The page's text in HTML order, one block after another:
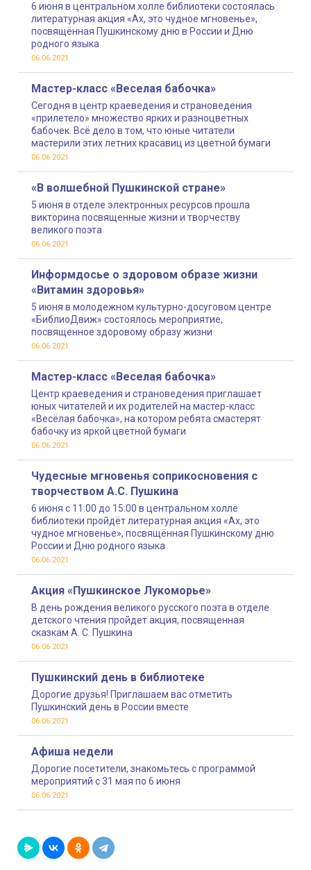
6 июня в центральном холле библиотеки состоялась
литературная акция «Ах, это чудное мгновенье»,
посвящённая Пушкинскому дню в России и Дню
родного языка
06.06.2021
Мастер-класс «Веселая бабочка»
Сегодня в центр краеведения и страноведения
«прилетело» множество ярких и разноцветных
бабочек. Всё дело в том, что юные читатели
мастерили этих летних красавиц из цветной бумаги
06.06.2021
«В волшебной Пушкинской стране»
5 июня в отделе электронных ресурсов прошла
викторина посвященные жизни и творчеству
великого поэта
06.06.2021
Информдосье о здоровом образе жизни
«Витамин здоровья»
5 июня в молодежном культурно-досуговом центре
«БиблиоДвиж» состоялось мероприятие,
посвященное здоровому образу жизни
06.06.2021
Мастер-класс «Веселая бабочка»
Центр краеведения и страноведения приглашает
юных читателей и их родителей на мастер-класс
«Весёлая бабочка», на котором ребята смастерят
бабочку из яркой цветной бумаги
06.06.2021
Чудесные мгновенья соприкосновения с
творчеством А.С. Пушкина
6 июня с 11:00 до 15:00 в центральном холле
библиотеки пройдёт литературная акция «Ах, это
чудное мгновенье», посвящённая Пушкинскому дню
России и Дню родного языка
06.06.2021
Акция «Пушкинское Лукоморье»
В день рождения великого русского поэта в отделе
детского чтения пройдет акция, посвященная
сказкам А. С. Пушкина
06.06.2021
Пушкинский день в библиотеке
Дорогие друзья! Приглашаем вас отметить
Пушкинский день в России вместе
06.06.2021
Афиша недели
Дорогие посетители, знакомьтесь с программой
мероприятий с 31 мая по 6 июня
06.06.2021